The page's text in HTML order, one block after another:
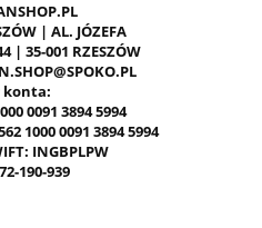
| AL. JÓZEFA
| 35-001 RZESZÓW
konta:
0091 3894 5994
1000 0091 3894 5994
INGBPLPW
190-939